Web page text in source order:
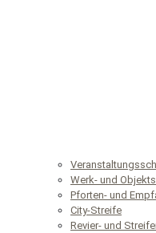
Werk- und
Pforten- und
City-Streife
Revier- und